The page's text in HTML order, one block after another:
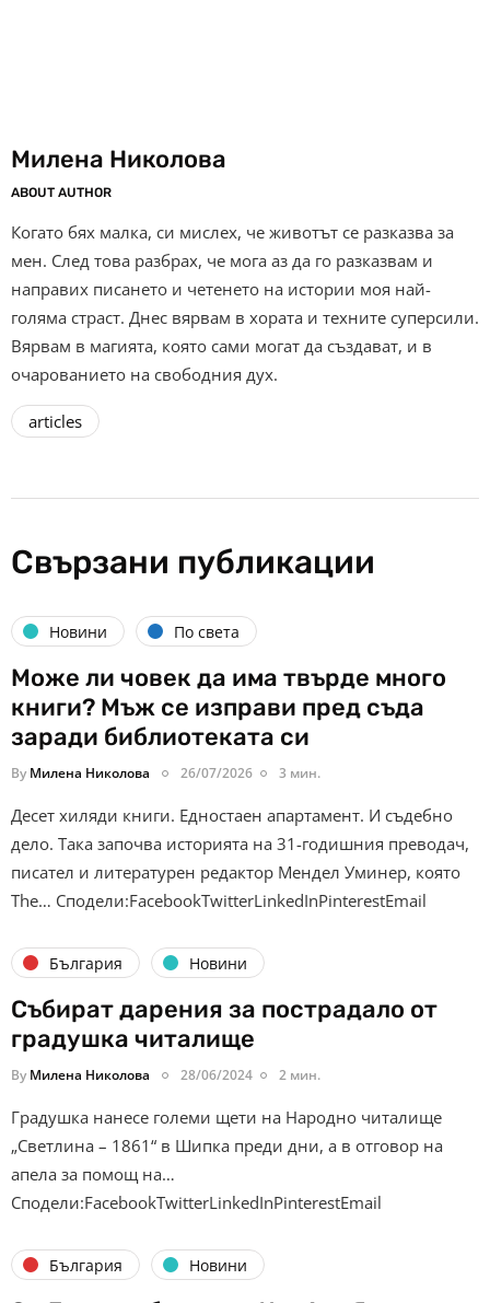
Милена Николова
ABOUT AUTHOR
Когато бях малка, си мислех, че животът се разказва за
мен. След това разбрах, че мога аз да го разказвам и
направих писането и четенето на истории моя най-
голяма страст. Днес вярвам в хората и техните суперсили.
Вярвам в магията, която сами могат да създават, и в
очарованието на свободния дух.
articles
Свързани публикации
Новини По света
Може ли човек да има твърде много
книги? Мъж се изправи пред съда
заради библиотеката си
By Милена Николова 26/07/2026 3 мин.
Десет хиляди книги. Едностаен апартамент. И съдебно
дело. Така започва историята на 31-годишния преводач,
писател и литературен редактор Мендел Уминер, която
The… Сподели:FacebookTwitterLinkedInPinterestEmail
България Новини
Събират дарения за пострадало от
градушка читалище
By Милена Николова 28/06/2024 2 мин.
Градушка нанесе големи щети на Народно читалище
„Светлина – 1861“ в Шипка преди дни, а в отговор на
апела за помощ на…
Сподели:FacebookTwitterLinkedInPinterestEmail
България Новини